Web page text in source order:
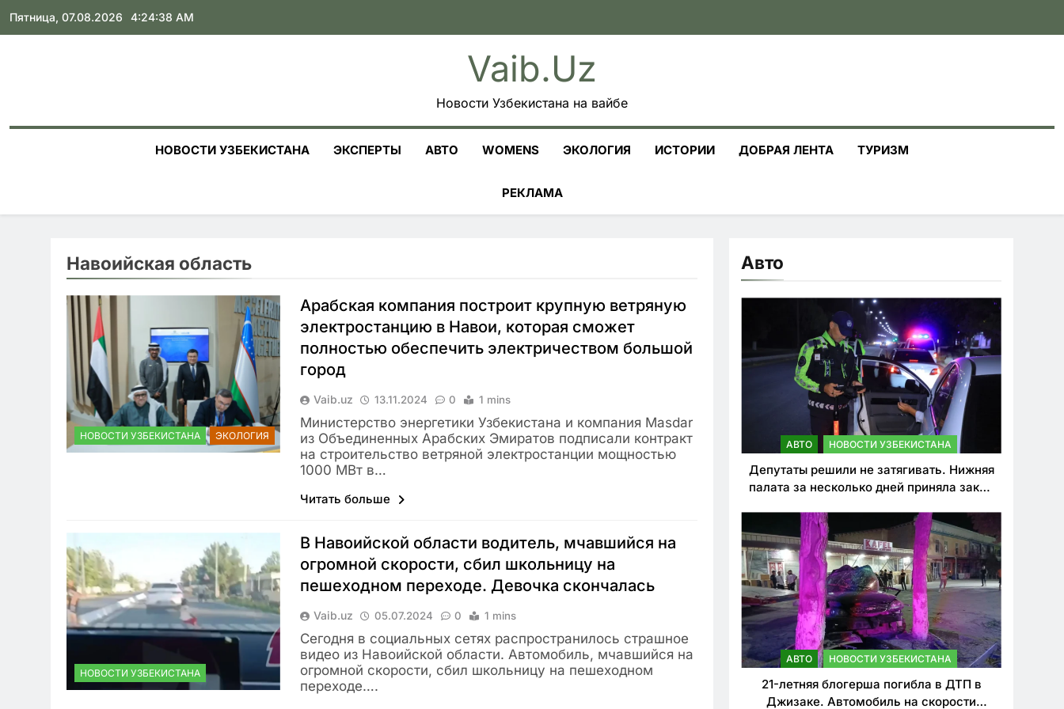
Skip
Пятница, 07.08.2026 4:24:39 AM
Vaib.uz
Новости Узбекистана на вайбе
НОВОСТИ УЗБЕКИСТАНА ЭКСПЕРТЫ АВТО WOMENS ЭКОЛОГИЯ ИСТОРИИ ДОБРАЯ ЛЕНТА ТУРИЗМ
РЕКЛАМА
Навоийская область
НОВОСТИ УЗБЕКИСТАНА ЭКОЛОГИЯ
Арабская компания построит крупную ветряную
электростанцию в Навои, которая сможет
полностью обеспечить электричеством большой
город
Vaib.uz 13.11.2024 0 1 mins
Министерство энергетики Узбекистана и компания Masdar
из Объединенных Арабских Эмиратов подписали контракт
на строительство ветряной электростанции мощностью
1000 МВт в…
Читать больше
НОВОСТИ УЗБЕКИСТАНА
В Навоийской области водитель, мчавшийся на
огромной скорости, сбил школьницу на
пешеходном переходе. Девочка скончалась
Vaib.uz 05.07.2024 0 1 mins
Сегодня в социальных сетях распространилось страшное
видео из Навоийской области. Автомобиль, мчавшийся на
огромной скорости, сбил школьницу на пешеходном
переходе….
Авто
АВТО НОВОСТИ УЗБЕКИСТАНА
Депутаты решили не затягивать. Нижняя
палата за несколько дней приняла закон
нарушителей ПДД
АВТО НОВОСТИ УЗБЕКИСТАНА
21-летняя блогерша погибла в ДТП в
Джизаке. Автомобиль на скорости